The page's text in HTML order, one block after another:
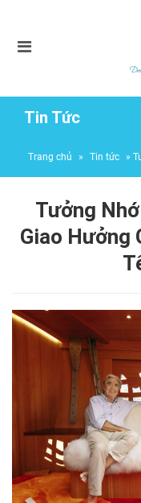
Tin Tức
Trang chủ » Tin tức »
Giữa Đại Dương Mang Tên
Tưởng
Giao Hưởng